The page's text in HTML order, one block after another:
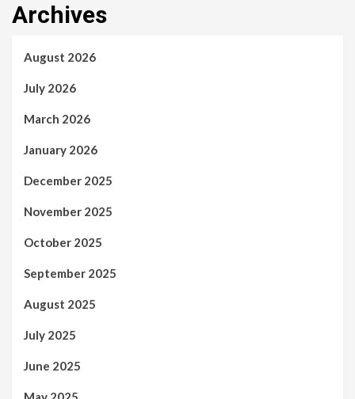
Archives
August 2026
July 2026
March 2026
January 2026
December 2025
November 2025
October 2025
September 2025
August 2025
July 2025
June 2025